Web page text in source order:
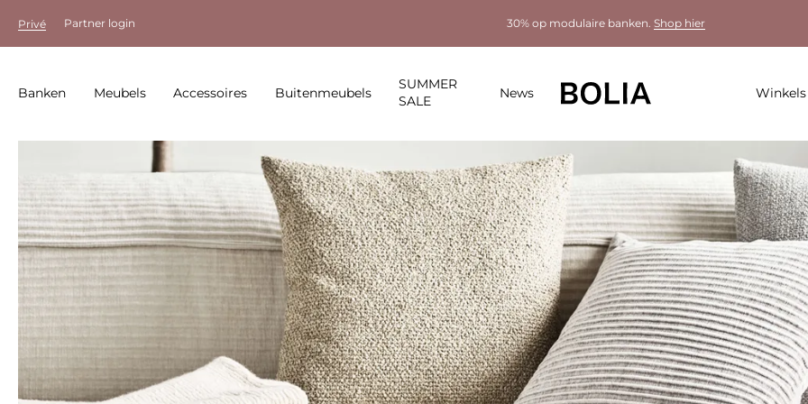
Privé Partner login 30% op modulaire banken. Shop hier
Banken Meubels Accessoires Buitenmeubels
SUMMER
SALE
News Winkels